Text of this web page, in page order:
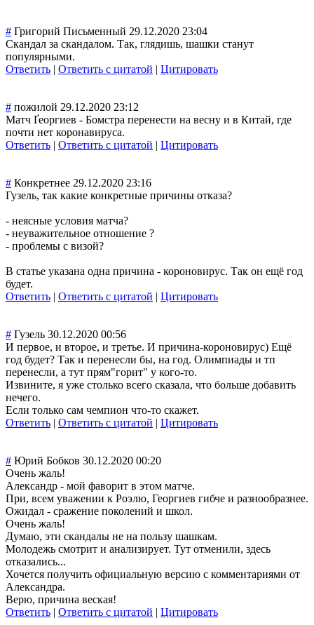
# Григорий Письменный 29.12.2020 23:04
Скандал за скандалом. Так, глядишь, шашки станут
популярными.
Ответить | Ответить с цитатой | Цитировать
# пожилой 29.12.2020 23:12
Матч Ґеоргиев - Бомстра перенести на весну и в Китай, где
почти нет коронавируса.
Ответить | Ответить с цитатой | Цитировать
# Конкретнее 29.12.2020 23:16
Гузель, так какие конкретные причины отказа?
- неясные условия матча?
- неуважительное отношение ?
- проблемы с визой?
В статье указана одна причина - короновирус. Так он ещё год
будет.
Ответить | Ответить с цитатой | Цитировать
# Гузель 30.12.2020 00:56
И первое, и второе, и третье. И причина-короновирус) Ещё
год будет? Так и перенесли бы, на год. Олимпиады и тп
перенесли, а тут прям"горит" у кого-то.
Извините, я уже столько всего сказала, что больше добавить
нечего.
Если только сам чемпион что-то скажет.
Ответить | Ответить с цитатой | Цитировать
# Юрий Бобков 30.12.2020 00:20
Очень жаль!
Александр - мой фаворит в этом матче.
При, всем уважении к Роэлю, Георгиев гибче и разнообразнее.
Ожидал - сражение поколений и школ.
Очень жаль!
Думаю, эти скандалы не на пользу шашкам.
Молодежь смотрит и анализирует. Тут отменили, здесь
отказались...
Хочется получить официальную версию с комментариями от
Александра.
Верю, причина веская!
Ответить | Ответить с цитатой | Цитировать